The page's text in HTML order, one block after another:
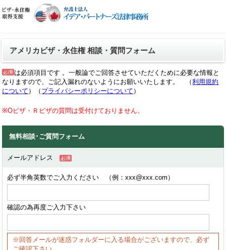
アメリカビザ・永住権 相談・質問フォーム
は必須項目です 。一般論でご回答させていただくために必要な情報と
なりますので、ご記入漏れのないようにお願いいたします。 （利用規約
について ）（ プライバシーポリシーについて ）
※Oビザ・Ｒビザの質問は受付けておりません。
無料相談･ご質問フォーム
メールアドレス
必ず半角英数でご入力ください （例：xxx@xxx.com）
確認の為再度ご入力下さい
※回答メールが迷惑フォルダーに入る場合がございますので、必ず